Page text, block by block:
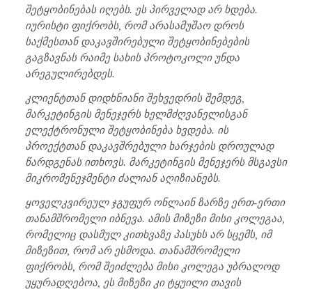
შეტყობინებას იღებს. ეს პირველად არ ხდება.
იურისტი ფიქრობს, რომ არასამუშაო დროს
საქმესთან დაკავშირებული შეტყობინებების
გაგზავნას რაიმე სახის პროტოკოლი უნდა
არეგულირებდეს.
კლიენტთან დიდხნიანი შეხვედრის შემდეგ,
მარკეტინგის მენეჯერს ხელმძღვანელისგან
ელექტრონული შეტყობინება ხვდება. ის
პროექტთან დაკავშრებული ხარჯების დროულად
წარდგენას ითხოვს. მარკეტინგის მენეჯერს მსგავსი
მიკრომენეჯმენტი ძალიან აღიზიანებს.
ყოველკვირეულ ჯგუფურ ონლაინ ზარზე ერთ-ერთი
თანამშრომელი იბნევა. ამის მიზეზი მისი კოლეგაა,
რომელიც დასმულ კითხვაზე პასუხს არ სცემს, იმ
მიზეზით, რომ არ ესმოდა. თანამშრომელი
ფიქრობს, რომ შეიძლება მისი კოლეგა უბრალოდ
უყურადღებოა, ეს მიზეზი კი ტყუილი თავის